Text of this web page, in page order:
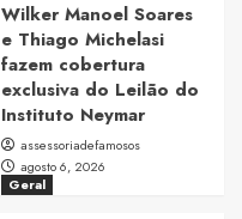
Wilker Manoel Soares
e Thiago Michelasi
fazem cobertura
exclusiva do Leilão do
Instituto Neymar
assessoriadefamosos
agosto 6, 2026
Geral